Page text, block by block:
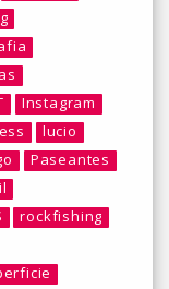
Instagram
lucio
Paseantes
rockfishing